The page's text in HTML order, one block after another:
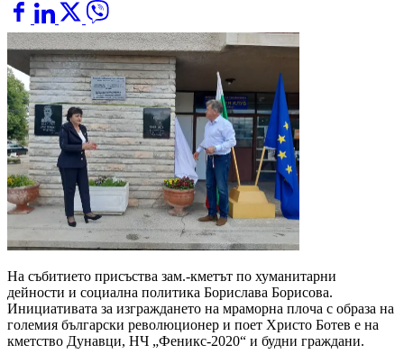
На събитието присъства зам.-кметът по хуманитарни
дейности и социална политика Борислава Борисова.
Инициативата за изграждането на мраморна плоча с образа на
големия български революционер и поет Христо Ботев е на
кметство Дунавци, НЧ „Феникс-2020“ и будни граждани.